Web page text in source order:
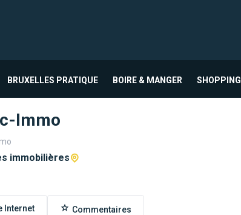
BRUXELLES PRATIQUE BOIRE & MANGER SHOPPING
Immo
immobilières
Internet Commentaires